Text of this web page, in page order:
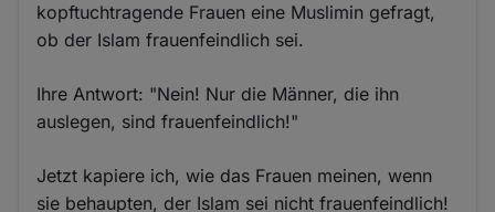
kopftuchtragende Frauen eine Muslimin gefragt,
ob der Islam frauenfeindlich sei.
Ihre Antwort: "Nein! Nur die Männer, die ihn
auslegen, sind frauenfeindlich!"
Jetzt kapiere ich, wie das Frauen meinen, wenn
sie behaupten, der Islam sei nicht frauenfeindlich!